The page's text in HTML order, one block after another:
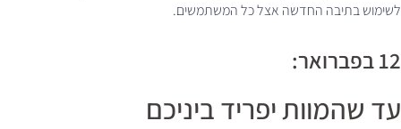
לשימוש בתיבה החדשה אצל כל המשתמשים.
12 בפברואר:
עד שהמוות יפריד ביניכם